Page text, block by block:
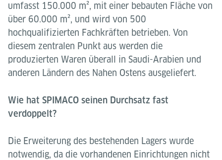
umfasst 150.000 m², mit einer bebauten Fläche von
über 60.000 m², und wird von 500
hochqualifizierten Fachkräften betrieben. Von
diesem zentralen Punkt aus werden die
produzierten Waren überall in Saudi-Arabien und
anderen Ländern des Nahen Ostens ausgeliefert.
Wie hat SPIMACO seinen Durchsatz fast
verdoppelt?
Die Erweiterung des bestehenden Lagers wurde
notwendig, da die vorhandenen Einrichtungen nicht